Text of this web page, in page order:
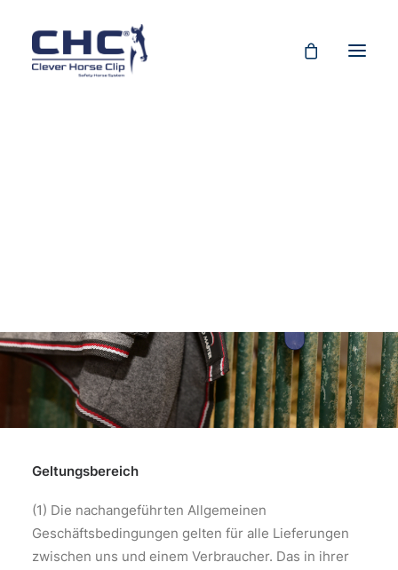
Geltungsbereich
(1) Die nachangeführten Allgemeinen
Geschäftsbedingungen gelten für alle Lieferungen
zwischen uns und einem Verbraucher. Das in ihrer